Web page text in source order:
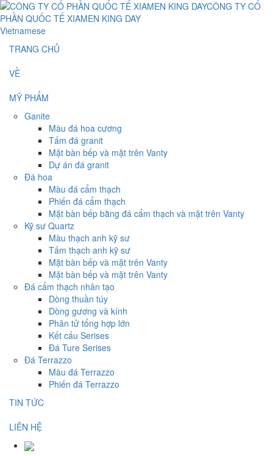
Vietnamese
TRANG CHỦ
VỀ
MỸ PHẨM
Ganite
Màu đá hoa cương
Tấm đá granit
Mặt bàn bếp và mặt trên Vanty
Dự án đá granit
Đá hoa
Màu đá cẩm thạch
Phiến đá cẩm thạch
Mặt bàn bếp bằng đá cẩm thạch và mặt trên Vanty
Kỹ sư Quartz
Màu thạch anh kỹ sư
Tấm thạch anh kỹ sư
Mặt bàn bếp và mặt trên Vanty
Mặt bàn bếp và mặt trên Vanty
Đá cẩm thạch nhân tạo
Dòng thuần túy
Dòng gương và kính
Phân tử tổng hợp lớn
Kết cấu Serises
Đá Ture Serises
Đá Terrazzo
Màu đá Terrazzo
Phiến đá Terrazzo
TIN TỨC
LIÊN HỆ